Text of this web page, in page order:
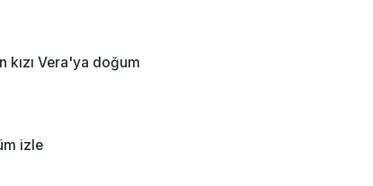
kızı Vera'ya doğum
izle